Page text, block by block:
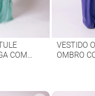
COM
VESTIDO
OMBRO